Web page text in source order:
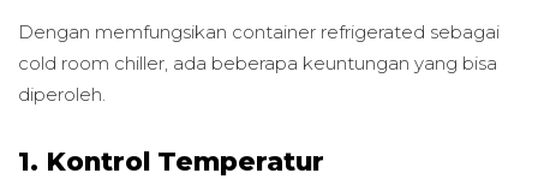
Dengan memfungsikan container refrigerated sebagai
cold room chiller, ada beberapa keuntungan yang bisa
diperoleh.
1. Kontrol Temperatur